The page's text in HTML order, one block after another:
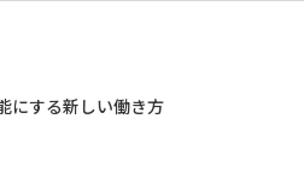
にする新しい働き方